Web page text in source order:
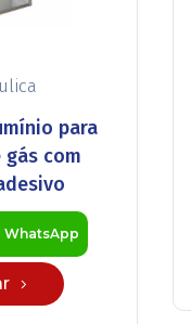
para
com
WhatsApp